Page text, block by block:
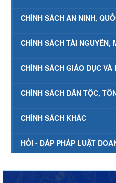
CHÍNH SÁCH AN NINH,
CHÍNH SÁCH TÀI NGUYÊN,
CHÍNH SÁCH GIÁO DỤC VÀ
CHÍNH SÁCH DÂN TỘC,
CHÍNH SÁCH KHÁC
HỎI - ĐÁP PHÁP LUẬT